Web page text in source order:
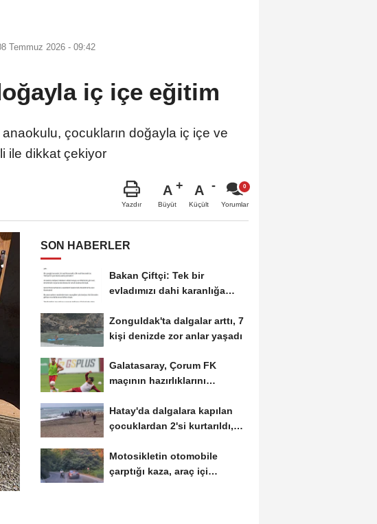
Temmuz 2026 - 09:42
iç içe eğitim
çocukların doğayla iç içe ve
ile dikkat çekiyor
Yazdır
A
Büyüt
A
Küçült Yorumlar
SON HABERLER
Bakan Çiftçi: Tek bir
evladımızı dahi karanlığa
Zonguldak'ta dalgalar arttı, 7
kişi denizde zor anlar yaşadı
Galatasaray, Çorum FK
maçının hazırlıklarını
Hatay'da dalgalara kapılan
çocuklardan 2'si kurtarıldı,
Motosikletin otomobile
çarptığı kaza, araç içi